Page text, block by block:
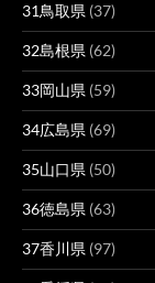
31鳥取県 (37)
32島根県 (62)
33岡山県 (59)
34広島県 (69)
35山口県 (50)
36徳島県 (63)
37香川県 (97)